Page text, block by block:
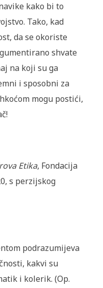
kako bi to
Tako, kad
da se okoriste
shvate
na koji su ga
i sposobni za
mogu postići,
Etika, Fondacija
s perzijskog
podrazumijeva
kakvi su
i kolerik. (Op.